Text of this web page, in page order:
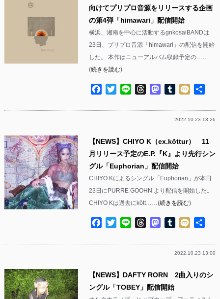
向けてプリプロ音源をリリースする企画
の第4弾「himawari」配信開始
横浜、湘南を中心に活動するgnkosaiBANDは
23日、プリプロ音源「himawari」の配信を開始
した。 本作はニューアルバム収録予定の……
(続きを読む)
Facebook
TwitterLine ThreadsMastodon
Tumblr
Mixi
2022.10.23 13:26
【NEWS】CHIYO K（ex.köttur） 11
月リリース予定のE.P.『K』より先行シン
グル「Euphorian」配信開始
CHIYO Kによるシングル「Euphorian」が本日
23日にPURRE GOOHN より配信を開始した。
CHIYO Kは過去にkött……(続きを読む)
Facebook
TwitterLine ThreadsMastodon
Tumblr
Mixi
2022.10.23 13:00
【NEWS】DAFTY RORN 2曲入りのシ
ングル「TOBEY」配信開始